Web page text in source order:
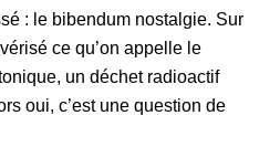
: le bibendum nostalgie. Sur
ce qu’on appelle le
un déchet radioactif
oui, c’est une question de